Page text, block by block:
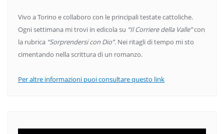
Vivo a Torino e collaboro con le principali testate cattoliche.
Ogni settimana mi trovi in edicola su “Il Corriere della Valle”con
la rubrica “Sorprendersi con Dio”. Nei ritagli di tempo mi sto
cimentando nella scrittura di un romanzo.
Per altre informazioni puoi consultare questo link